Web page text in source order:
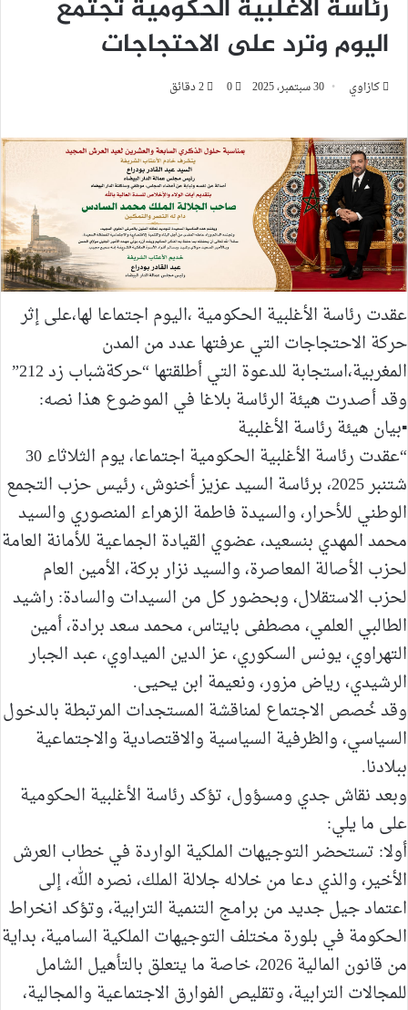
رئاسة الأغلبية الحكومية تجتمع
اليوم وترد على الاحتجاجات
كازاوي 30 سبتمبر، 2025 0
عقدت رئاسة الأغلبية الحكومية ،اليوم اجتماعا لها،على إثر
حركة الاحتجاجات التي عرفتها عدد من المدن
المغربية،استجابة للدعوة التي أطلقتها “حركةشباب زد 212”
وقد أصدرت هيئة الرئاسة بلاغا في الموضوع هذا نصه:
▪︎بيان هيئة رئاسة الأغلبية
“عقدت رئاسة الأغلبية الحكومية اجتماعا، يوم الثلاثاء 30
شتنبر 2025، برئاسة السيد عزيز أخنوش، رئيس حزب التجمع
الوطني للأحرار، والسيدة فاطمة الزهراء المنصوري والسيد
محمد المهدي بنسعيد، عضوي القيادة الجماعية للأمانة العامة
لحزب الأصالة المعاصرة، والسيد نزار بركة، الأمين العام
لحزب الاستقلال، وبحضور كل من السيدات والسادة: راشيد
الطالبي العلمي، مصطفى بايتاس، محمد سعد برادة، أمين
التهراوي، يونس السكوري، عز الدين الميداوي، عبد الجبار
الرشيدي، رياض مزور، ونعيمة ابن يحيى.
وقد خُصص الاجتماع لمناقشة المستجدات المرتبطة بالدخول
السياسي، والظرفية السياسية والاقتصادية والاجتماعية
ببلادنا.
وبعد نقاش جدي ومسؤول، تؤكد رئاسة الأغلبية الحكومية
على ما يلي:
أولا: تستحضر التوجيهات الملكية الواردة في خطاب العرش
الأخير، والذي دعا من خلاله جلالة الملك، نصره الله، إلى
اعتماد جيل جديد من برامج التنمية الترابية، وتؤكد انخراط
الحكومة في بلورة مختلف التوجيهات الملكية السامية، بداية
من قانون المالية 2026، خاصة ما يتعلق بالتأهيل الشامل
للمجالات الترابية، وتقليص الفوارق الاجتماعية والمجالية،